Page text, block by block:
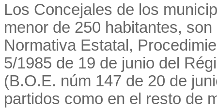
Los Concejales de los
menor de 250 habitantes,
Normativa Estatal,
5/1985 de 19 de junio del
(B.O.E. núm 147 de 20 de
partidos como en el resto de